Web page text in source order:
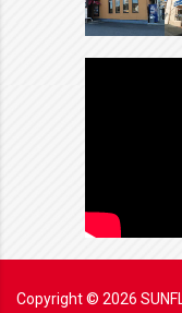
Copyright © 2026